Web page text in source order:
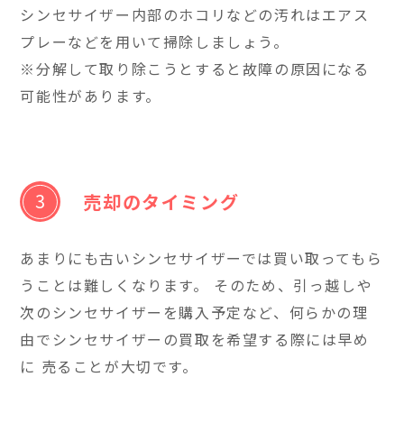
シンセサイザー内部のホコリなどの汚れはエアス
プレーなどを用いて掃除しましょう。
※分解して取り除こうとすると故障の原因になる
可能性があります。
売却のタイミング
あまりにも古いシンセサイザーでは買い取ってもら
うことは難しくなります。 そのため、引っ越しや
次のシンセサイザーを購入予定など、何らかの理
由でシンセサイザーの買取を希望する際には早め
に 売ることが大切です。